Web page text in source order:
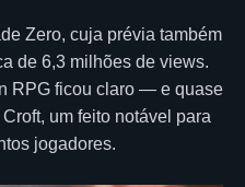
Zero, cuja prévia também
de 6,3 milhões de views.
RPG ficou claro — e quase
um feito notável para
jogadores.